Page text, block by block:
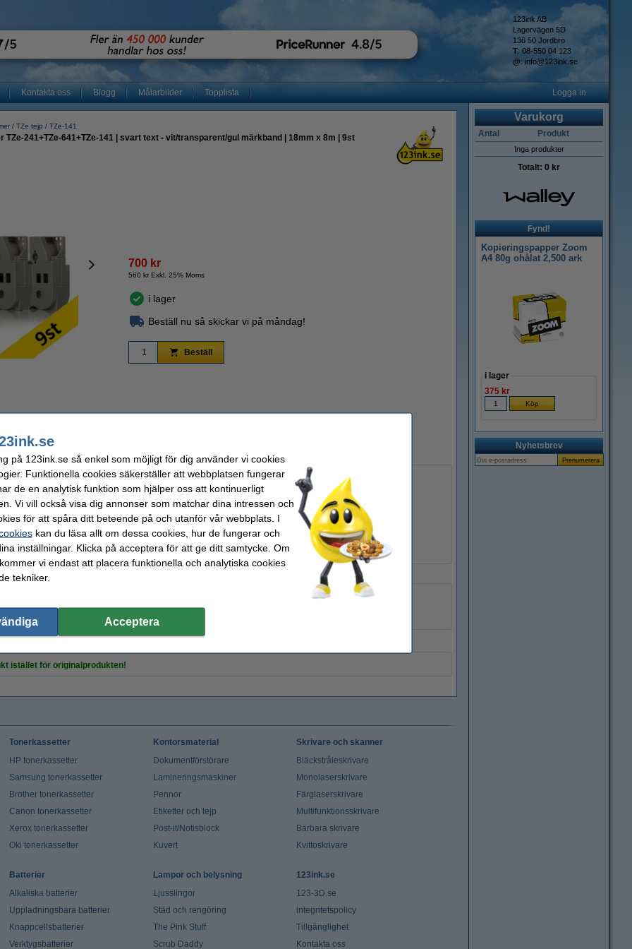
123ink AB
Lagervägen 5D
136 50 Jordbro
T: 08-550 04 123
@: info@123ink.se
Kontakta oss Blogg Målarbilder Topplista Logga in
TZe tejp TZe-141
241+TZe-641+TZe-141 | svart text - vit/transparent/gul märkband | 18mm x 8m | 9st
700 kr
560 kr Exkl. 25% Moms
i lager
Beställ nu så skickar vi på måndag!
Beställ
vit
gul
som är certifierad enligt den högsta ISO-standarden (ISO-9001).
laminerad
18 mm x 8 m
istället för originalprodukten!
Varukorg
Antal Produkt
Inga produkter
Totalt: 0 kr
Fynd!
Kopieringspapper Zoom
A4 80g ohålat 2,500 ark
i lager
375 kr
Nyhetsbrev
Tonerkassetter
HP tonerkassetter
Samsung tonerkassetter
Brother tonerkassetter
Canon tonerkassetter
Xerox tonerkassetter
Oki tonerkassetter
Kontorsmaterial
Dokumentförstörare
Lamineringsmaskiner
Pennor
Etiketter och tejp
Post-it/Notisblock
Kuvert
Skrivare och skanner
Bläckstråleskrivare
Monolaserskrivare
Färglaserskrivare
Multifunktionsskrivare
Bärbara skrivare
Kvittoskrivare
Batterier
Alkaliska batterier
Uppladningsbara batterier
Knappcellsbatterier
Verktygsbatterier
Lampor och belysning
Ljusslingor
Städ och rengöring
The Pink Stuff
Scrub Daddy
123ink.se
123-3D.se
integritetspolicy
Tillgänglighet
Kontakta oss
på 123ink.se så enkel som möjligt för dig använder vi cookies
Funktionella cookies säkerställer att webbplatsen fungerar
de en analytisk funktion som hjälper oss att kontinuerligt
Vi vill också visa dig annonser som matchar dina intressen och
för att spåra ditt beteende på och utanför vår webbplats. I
kan du läsa allt om dessa cookies, hur de fungerar och
inställningar. Klicka på acceptera för att ge ditt samtycke. Om
vi endast att placera funktionella och analytiska cookies
tekniker.
Acceptera